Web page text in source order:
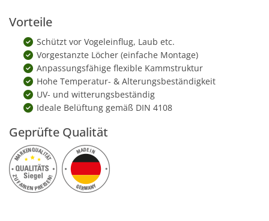
Vorteile
Schützt vor Vogeleinflug, Laub etc.
Vorgestanzte Löcher (einfache Montage)
Anpassungsfähige flexible Kammstruktur
Hohe Temperatur- & Alterungsbeständigkeit
UV- und witterungsbeständig
Ideale Belüftung gemäß DIN 4108
Geprüfte Qualität